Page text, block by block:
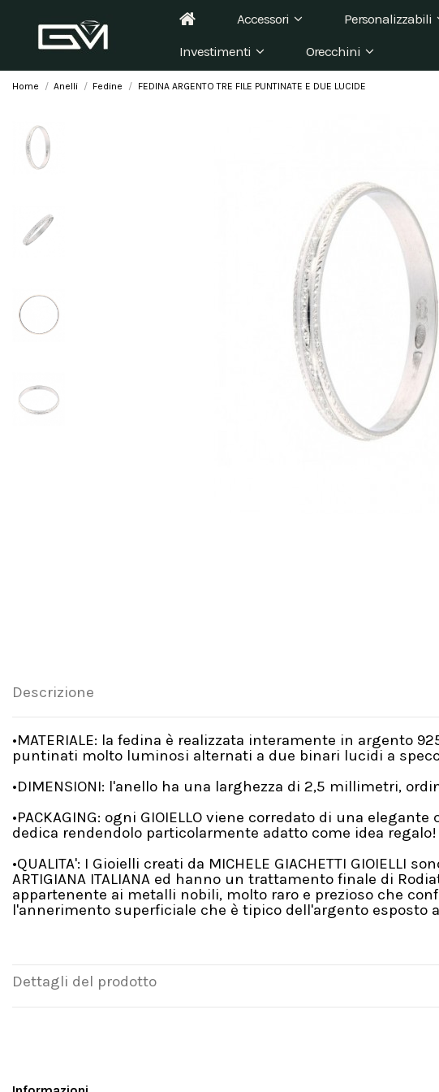
Accessori Personalizzabili
Investimenti
Orecchini
Home Anelli Fedine FEDINA ARGENTO TRE FILE PUNTINATE E DUE LUCIDE
Descrizione
•MATERIALE: la fedina è realizzata interamente in
puntinati molto luminosi alternati a due binari lucidi a
•DIMENSIONI: l'anello ha una larghezza di 2,5 millimetri,
•PACKAGING: ogni GIOIELLO viene corredato di una
dedica rendendolo particolarmente adatto come idea regalo!
•QUALITA': I Gioielli creati da MICHELE GIACHETTI
ARTIGIANA ITALIANA ed hanno un trattamento finale di
appartenente ai metalli nobili, molto raro e prezioso che
l'annerimento superficiale che è tipico dell'argento esposto
Dettagli del prodotto